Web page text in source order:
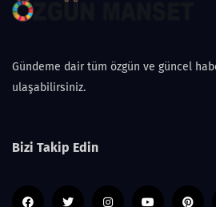
Gündeme dair tüm özgün ve güncel
ulaşabilirsiniz.
Bizi Takip Edin